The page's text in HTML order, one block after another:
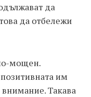
да
да отбележи
мощен.
им
Такава